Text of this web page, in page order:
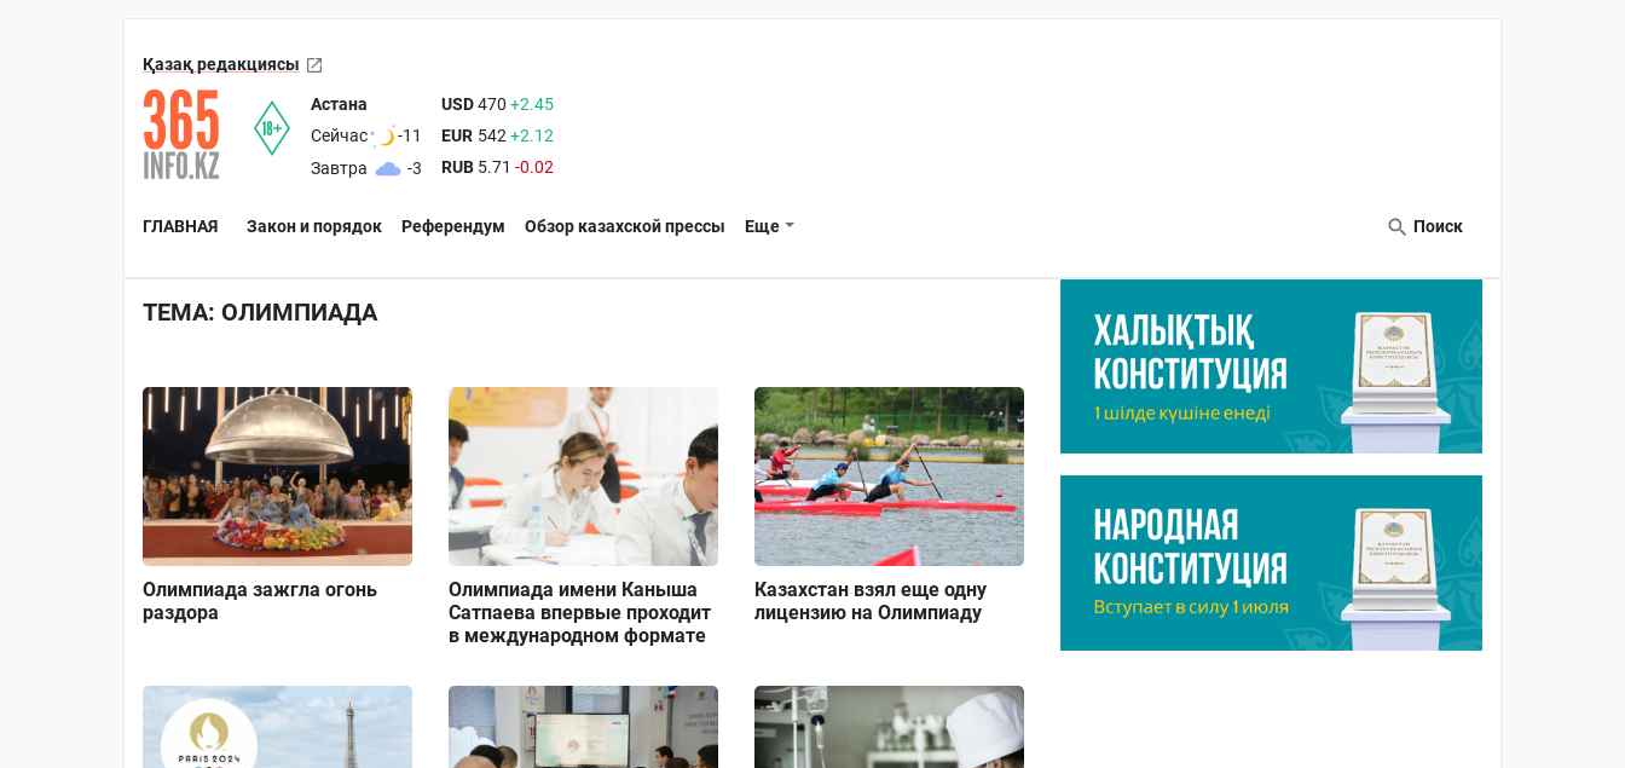
Қазақ редакциясы
Астана
Сейчас
-11
Завтра
-3
USD470 +2.45
EUR 542 +2.12
RUB 5.71 -0.02
ГЛАВНАЯ Закон и порядок Референдум Обзор казахской прессы Еще Поиск
ТЕМА: ОЛИМПИАДА
Олимпиада зажгла огонь
раздора
Олимпиада имени Каныша
Сатпаева впервые проходит
в международном формате
Казахстан взял еще одну
лицензию на Олимпиаду